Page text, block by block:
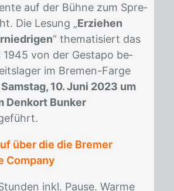
auf der Büh­ne zum Spre­
Die Le­sung „Erziehen
“ the­ma­ti­siert das
1945 von der Ge­sta­po be­
im Bre­men-Far­ge
10. Juni 2023 um
Denkort Bunker
über die die Bremer
Company
inkl. Pau­se. War­me